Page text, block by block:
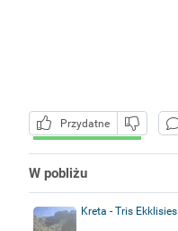
Przydatne
W pobliżu
Kreta - Tris Ekklisies